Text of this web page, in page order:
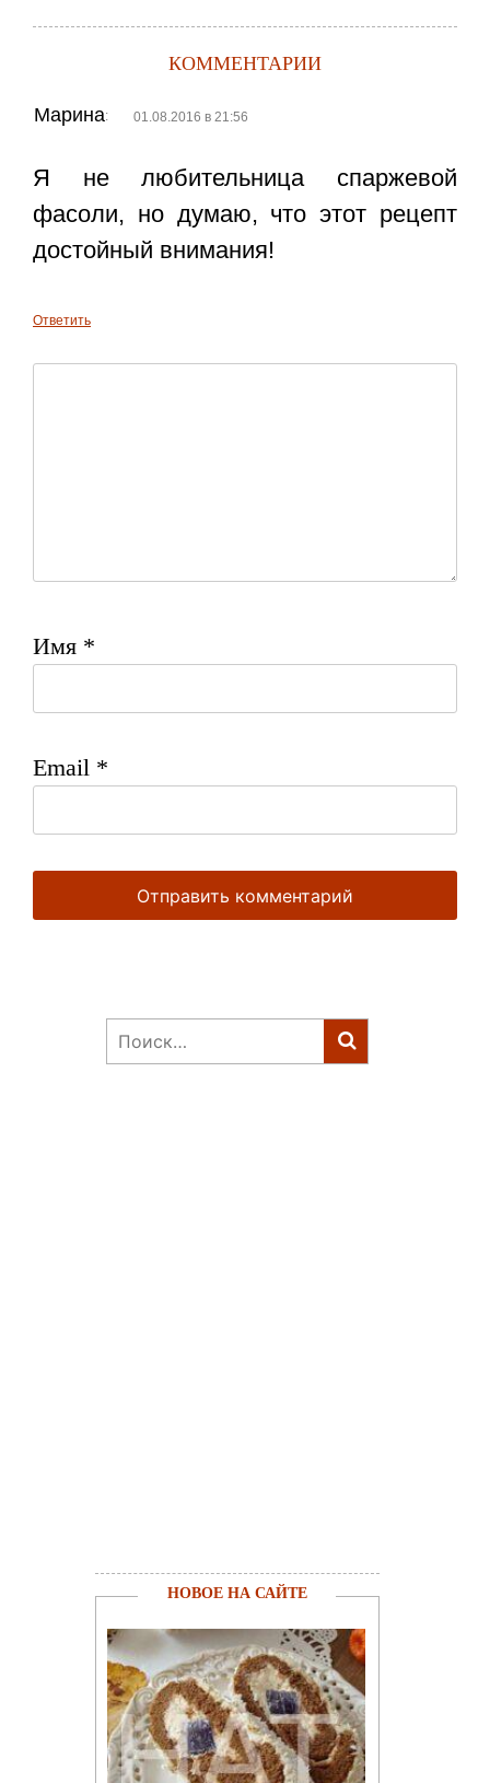
КОММЕНТАРИИ
Марина: 01.08.2016 в 21:56
Я не любительница спаржевой
фасоли, но думаю, что этот рецепт
достойный внимания!
Ответить
Имя *
Email *
Найти:
НОВОЕ НА САЙТЕ